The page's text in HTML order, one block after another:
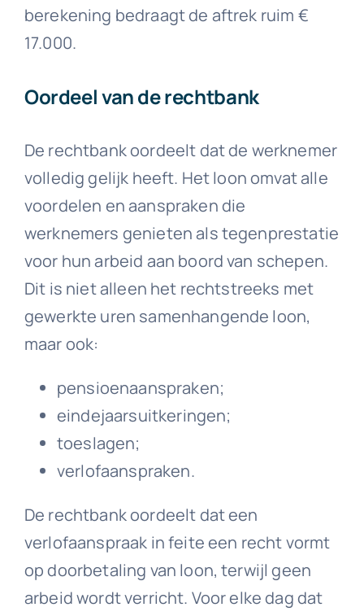
berekening bedraagt de aftrek ruim €
17.000.
Oordeel van de rechtbank
De rechtbank oordeelt dat de werknemer
volledig gelijk heeft. Het loon omvat alle
voordelen en aanspraken die
werknemers genieten als tegenprestatie
voor hun arbeid aan boord van schepen.
Dit is niet alleen het rechtstreeks met
gewerkte uren samenhangende loon,
maar ook:
pensioenaanspraken;
eindejaarsuitkeringen;
toeslagen;
verlofaanspraken.
De rechtbank oordeelt dat een
verlofaanspraak in feite een recht vormt
op doorbetaling van loon, terwijl geen
arbeid wordt verricht. Voor elke dag dat